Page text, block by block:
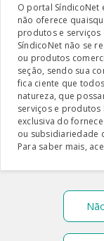
O portal SíndicoNet
não oferece
produtos e serviços
SíndicoNet não se
ou produtos
seção, sendo sua
fica ciente que
natureza, que
serviços e
exclusiva do
ou subsidiariedade
Para saber mais,